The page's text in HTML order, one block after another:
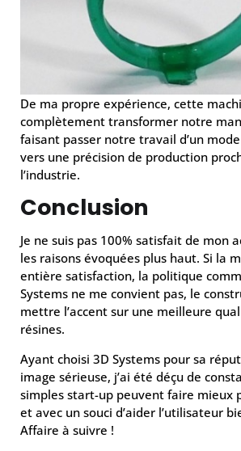
De ma propre expérience, cette
complètement transformer notre
faisant passer notre travail d’un
vers une précision de production
l’industrie.
Conclusion
Je ne suis pas 100% satisfait de mon
les raisons évoquées plus haut. Si la
entière satisfaction, la politique
Systems ne me convient pas, le
mettre l’accent sur une meilleure
résines.
Ayant choisi 3D Systems pour sa
image sérieuse, j’ai été déçu de
simples start-up peuvent faire mieux
et avec un souci d’aider l’utilisateur
Affaire à suivre !